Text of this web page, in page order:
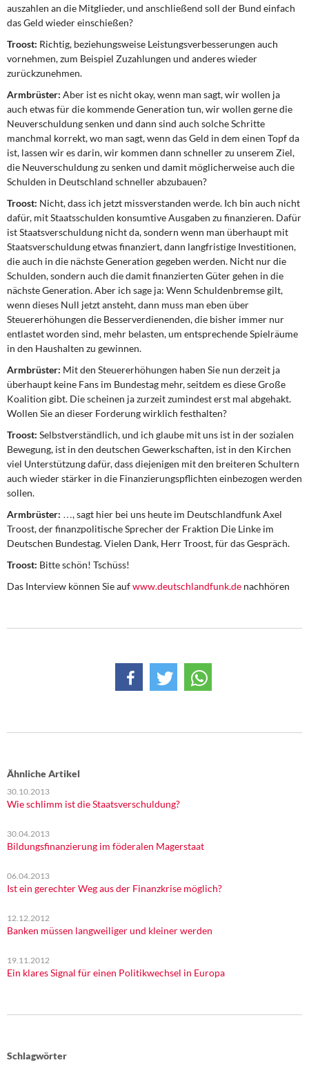
auszahlen an die Mitglieder, und anschließend soll der Bund einfach
das Geld wieder einschießen?
Troost: Richtig, beziehungsweise Leistungsverbesserungen auch
vornehmen, zum Beispiel Zuzahlungen und anderes wieder
zurückzunehmen.
Armbrüster: Aber ist es nicht okay, wenn man sagt, wir wollen ja
auch etwas für die kommende Generation tun, wir wollen gerne die
Neuverschuldung senken und dann sind auch solche Schritte
manchmal korrekt, wo man sagt, wenn das Geld in dem einen Topf da
ist, lassen wir es darin, wir kommen dann schneller zu unserem Ziel,
die Neuverschuldung zu senken und damit möglicherweise auch die
Schulden in Deutschland schneller abzubauen?
Troost: Nicht, dass ich jetzt missverstanden werde. Ich bin auch nicht
dafür, mit Staatsschulden konsumtive Ausgaben zu finanzieren. Dafür
ist Staatsverschuldung nicht da, sondern wenn man überhaupt mit
Staatsverschuldung etwas finanziert, dann langfristige Investitionen,
die auch in die nächste Generation gegeben werden. Nicht nur die
Schulden, sondern auch die damit finanzierten Güter gehen in die
nächste Generation. Aber ich sage ja: Wenn Schuldenbremse gilt,
wenn dieses Null jetzt ansteht, dann muss man eben über
Steuererhöhungen die Besserverdienenden, die bisher immer nur
entlastet worden sind, mehr belasten, um entsprechende Spielräume
in den Haushalten zu gewinnen.
Armbrüster: Mit den Steuererhöhungen haben Sie nun derzeit ja
überhaupt keine Fans im Bundestag mehr, seitdem es diese Große
Koalition gibt. Die scheinen ja zurzeit zumindest erst mal abgehakt.
Wollen Sie an dieser Forderung wirklich festhalten?
Troost: Selbstverständlich, und ich glaube mit uns ist in der sozialen
Bewegung, ist in den deutschen Gewerkschaften, ist in den Kirchen
viel Unterstützung dafür, dass diejenigen mit den breiteren Schultern
auch wieder stärker in die Finanzierungspflichten einbezogen werden
sollen.
Armbrüster: …, sagt hier bei uns heute im Deutschlandfunk Axel
Troost, der finanzpolitische Sprecher der Fraktion Die Linke im
Deutschen Bundestag. Vielen Dank, Herr Troost, für das Gespräch.
Troost: Bitte schön! Tschüss!
Das Interview können Sie aufwww.deutschlandfunk.de nachhören
Ähnliche Artikel
30.10.2013
Wie schlimm ist die Staatsverschuldung?
30.04.2013
Bildungsfinanzierung im föderalen Magerstaat
06.04.2013
Ist ein gerechter Weg aus der Finanzkrise möglich?
12.12.2012
Banken müssen langweiliger und kleiner werden
19.11.2012
Ein klares Signal für einen Politikwechsel in Europa
Schlagwörter